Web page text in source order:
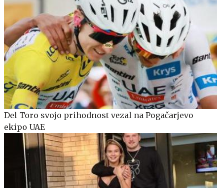
Del Toro svojo prihodnost vezal na Pogačarjevo
ekipo UAE